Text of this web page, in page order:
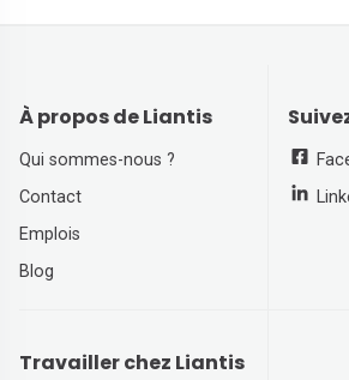
À propos de Liantis
Qui sommes-nous ?
Contact
Emplois
Blog
Travailler chez Liantis